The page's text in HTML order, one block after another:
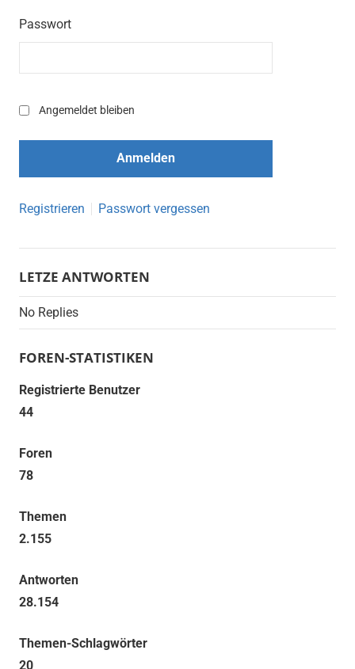
Passwort
Angemeldet bleiben
Registrieren Passwort vergessen
LETZE ANTWORTEN
No Replies
FOREN-STATISTIKEN
Registrierte Benutzer
44
Foren
78
Themen
2.155
Antworten
28.154
Themen-Schlagwörter
20